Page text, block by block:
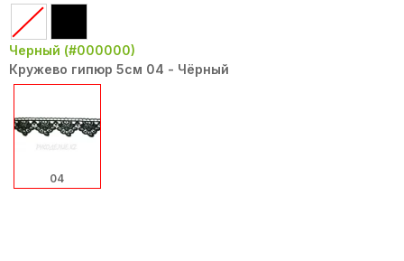
Черный (#000000)
Кружево гипюр 5см 04 - Чёрный
04